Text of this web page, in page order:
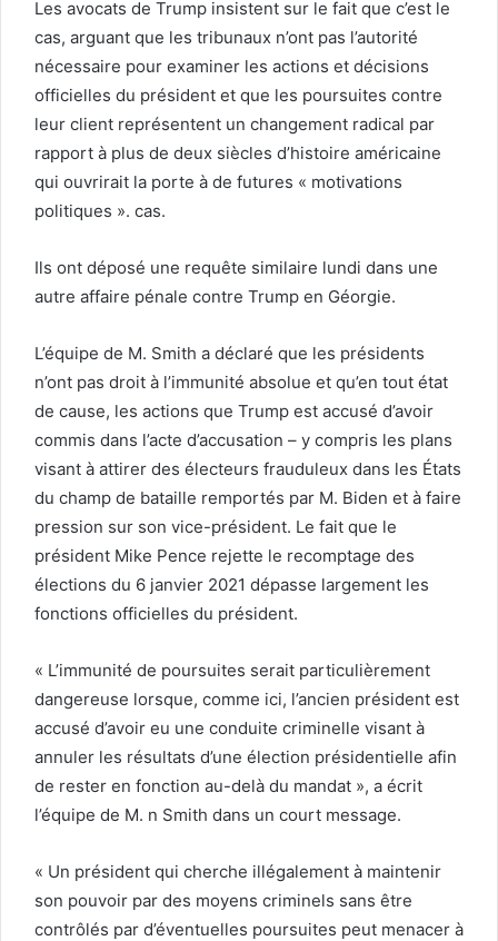
Les avocats de Trump insistent sur le fait que c’est le
cas, arguant que les tribunaux n’ont pas l’autorité
nécessaire pour examiner les actions et décisions
officielles du président et que les poursuites contre
leur client représentent un changement radical par
rapport à plus de deux siècles d’histoire américaine
qui ouvrirait la porte à de futures « motivations
politiques ». cas.
Ils ont déposé une requête similaire lundi dans une
autre affaire pénale contre Trump en Géorgie.
L’équipe de M. Smith a déclaré que les présidents
n’ont pas droit à l’immunité absolue et qu’en tout état
de cause, les actions que Trump est accusé d’avoir
commis dans l’acte d’accusation – y compris les plans
visant à attirer des électeurs frauduleux dans les États
du champ de bataille remportés par M. Biden et à faire
pression sur son vice-président. Le fait que le
président Mike Pence rejette le recomptage des
élections du 6 janvier 2021 dépasse largement les
fonctions officielles du président.
« L’immunité de poursuites serait particulièrement
dangereuse lorsque, comme ici, l’ancien président est
accusé d’avoir eu une conduite criminelle visant à
annuler les résultats d’une élection présidentielle afin
de rester en fonction au-delà du mandat », a écrit
l’équipe de M. n Smith dans un court message.
« Un président qui cherche illégalement à maintenir
son pouvoir par des moyens criminels sans être
contrôlés par d’éventuelles poursuites peut menacer à